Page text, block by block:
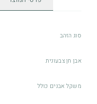
סוג הזהב
אבן חן צבעונית
משקל אבנים כולל